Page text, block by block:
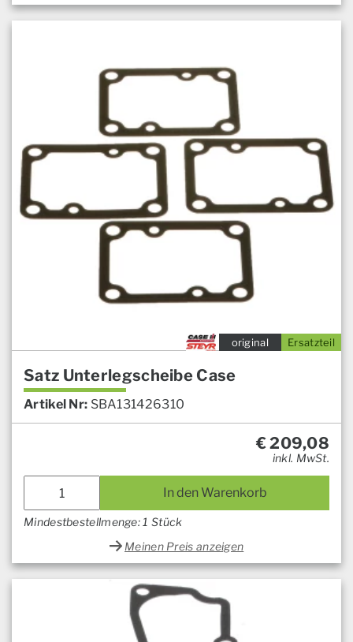
Ersatzteil
original
Satz Unterlegscheibe Case
Artikel Nr: SBA131426310
€209,08
inkl. MwSt.
In den Warenkorb
Mindestbestellmenge: 1 Stück
Meinen Preis anzeigen